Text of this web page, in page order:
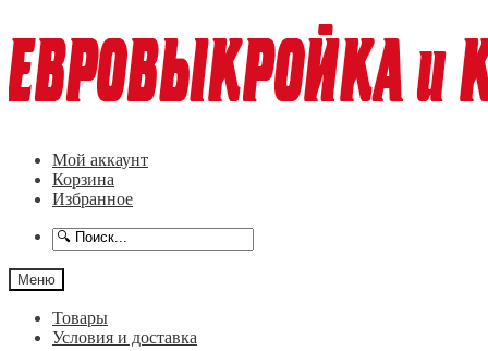
к
навигации
к
содержимому
Мой аккаунт
Корзина
Избранное
Меню
Товары
Условия и доставка